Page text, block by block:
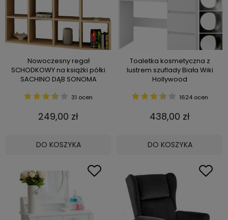
Nowoczesny regał
SCHODKOWY na książki półki
SACHINO DĄB SONOMA
31 ocen
249,00 zł
DO KOSZYKA
Toaletka kosmetyczna z
lustrem szuflady Biała Wiki
Hollywood
1624 ocen
438,00 zł
DO KOSZYKA